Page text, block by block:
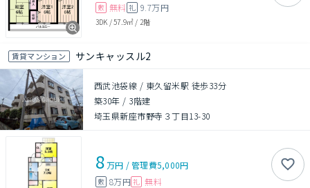
敷 無料 礼 9.7万円
3DK /57.9㎡ / 2階
賃貸マンション サンキャッスル2
西武池袋線 / 東久留米駅 徒歩33分
築30年 / 3階建
埼玉県新座市野寺３丁目13-30
8万円 /管理費5,000円
敷 8万円 礼 無料